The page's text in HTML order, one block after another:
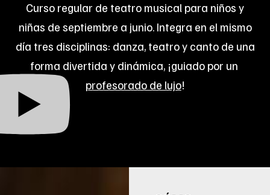
Curso regular de teatro musical para niños y
niñas de septiembre a junio. Integra en el mismo
día tres disciplinas: danza, teatro y canto de una
forma divertida y dinámica, ¡guiado por un
profesorado de lujo!